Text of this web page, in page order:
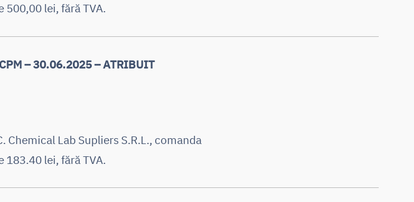
lei, fără TVA.
– 30.06.2025 – ATRIBUIT
Lab Supliers S.R.L., comanda
lei, fără TVA.